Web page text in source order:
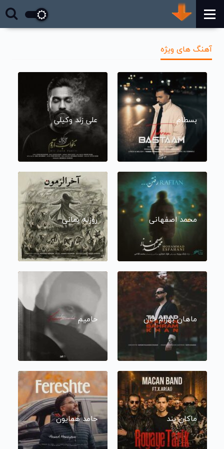
آهنگ های ویژه
بسطام علی زند وکیلی
محمد اصفهانی روزبه بمانی
ماهان بهرام خان حامیم
ماکان بند حامد همایون